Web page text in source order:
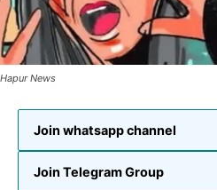
Hapur News
Join whatsapp channel
Join Telegram Group